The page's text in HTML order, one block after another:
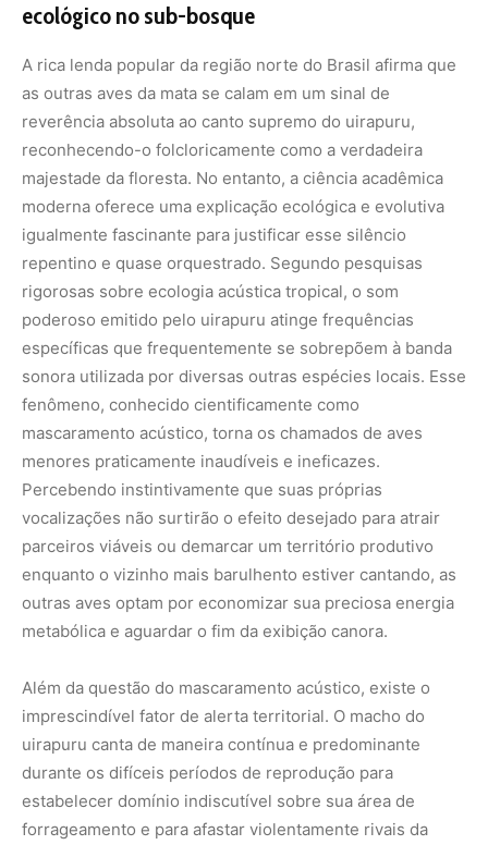
ecológico no sub-bosque
A rica lenda popular da região norte do Brasil afirma que
as outras aves da mata se calam em um sinal de
reverência absoluta ao canto supremo do uirapuru,
reconhecendo-o folcloricamente como a verdadeira
majestade da floresta. No entanto, a ciência acadêmica
moderna oferece uma explicação ecológica e evolutiva
igualmente fascinante para justificar esse silêncio
repentino e quase orquestrado. Segundo pesquisas
rigorosas sobre ecologia acústica tropical, o som
poderoso emitido pelo uirapuru atinge frequências
específicas que frequentemente se sobrepõem à banda
sonora utilizada por diversas outras espécies locais. Esse
fenômeno, conhecido cientificamente como
mascaramento acústico, torna os chamados de aves
menores praticamente inaudíveis e ineficazes.
Percebendo instintivamente que suas próprias
vocalizações não surtirão o efeito desejado para atrair
parceiros viáveis ou demarcar um território produtivo
enquanto o vizinho mais barulhento estiver cantando, as
outras aves optam por economizar sua preciosa energia
metabólica e aguardar o fim da exibição canora.
Além da questão do mascaramento acústico, existe o
imprescindível fator de alerta territorial. O macho do
uirapuru canta de maneira contínua e predominante
durante os difíceis períodos de reprodução para
estabelecer domínio indiscutível sobre sua área de
forrageamento e para afastar violentamente rivais da